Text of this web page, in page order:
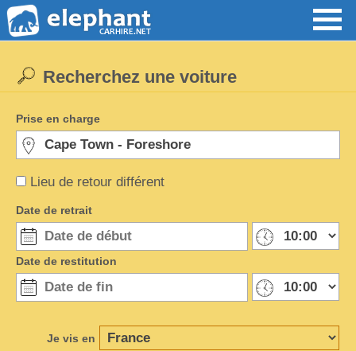
Lieu de retour différent
Recherchez une voiture
Prise en charge
Date de retrait
Date de restitution
Je vis en